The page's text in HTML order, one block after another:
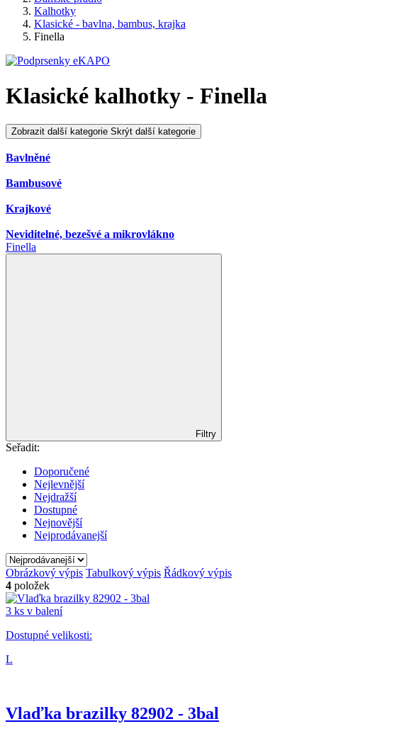
Kalhotky
Klasické - bavlna, bambus, krajka
Finella
Klasické kalhotky - Finella
Zobrazit další kategorie Skrýt další kategorie
Bavlněné
Bambusové
Krajkové
Neviditelné, bezešvé a mikrovlákno
Finella
Filtry
Seřadit:
Doporučené
Nejlevnější
Nejdražší
Dostupné
Nejnovější
Nejprodávanejší
Obrázkový výpis Tabulkový výpis Řádkový výpis
4 položek
3 ks v balení
Dostupné velikosti:
L
Vlaďka brazilky 82902 - 3bal